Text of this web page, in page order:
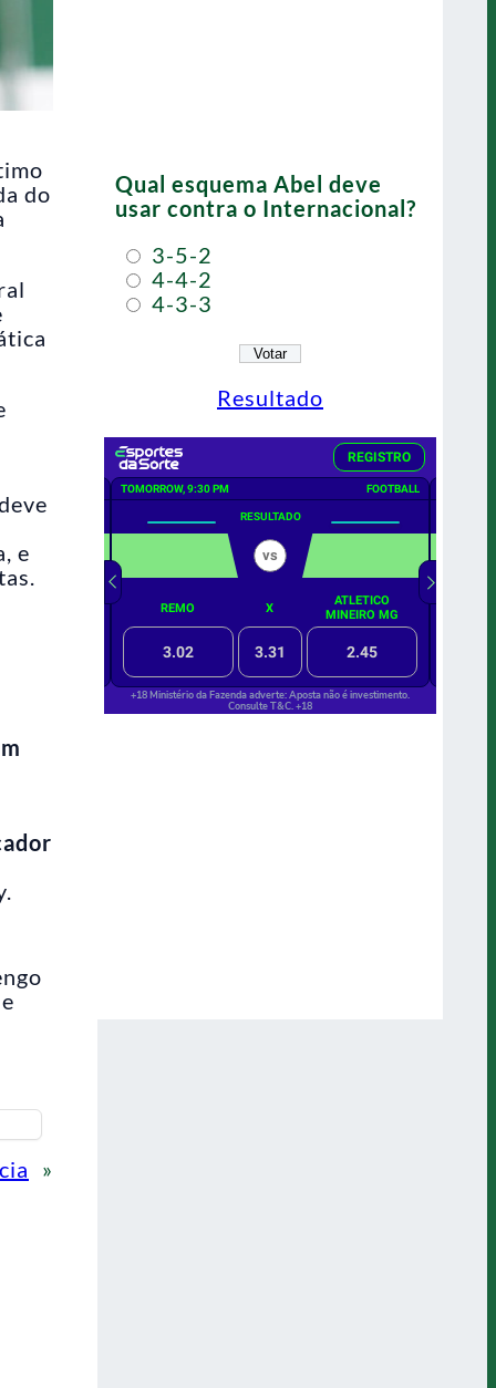
do
e
»
Qual esquema Abel deve
usar contra o Internacional?
3-5-2
4-4-2
4-3-3
Resultado